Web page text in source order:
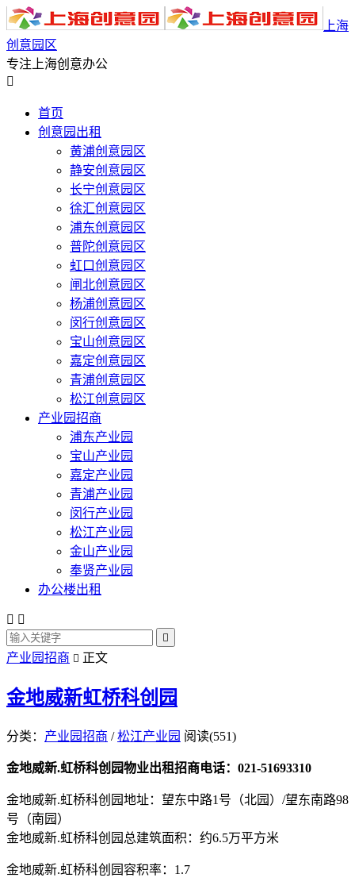
上海
创意园区
专注上海创意办公

首页
创意园出租
黄浦创意园区
静安创意园区
长宁创意园区
徐汇创意园区
浦东创意园区
普陀创意园区
虹口创意园区
闸北创意园区
杨浦创意园区
闵行创意园区
宝山创意园区
嘉定创意园区
青浦创意园区
松江创意园区
产业园招商
浦东产业园
宝山产业园
嘉定产业园
青浦产业园
闵行产业园
松江产业园
金山产业园
奉贤产业园
办公楼出租
 

产业园招商  正文
金地威新虹桥科创园
分类： 产业园招商 /松江产业园 阅读(551)
金地威新.虹桥科创园物业出租招商电话：021-51693310
金地威新.虹桥科创园地址：望东中路1号（北园）/望东南路98
号（南园）
金地威新.虹桥科创园总建筑面积：约6.5万平方米
金地威新.虹桥科创园容积率：1.7